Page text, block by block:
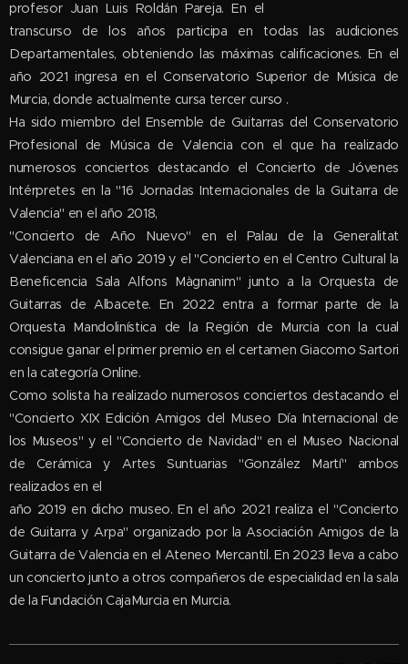
profesor Juan Luis Roldán Pareja. En el
transcurso de los años participa en todas las audiciones
Departamentales, obteniendo las máximas calificaciones. En el
año 2021 ingresa en el Conservatorio Superior de Música de
Murcia, donde actualmente cursa tercer curso .
Ha sido miembro del Ensemble de Guitarras del Conservatorio
Profesional de Música de Valencia con el que ha realizado
numerosos conciertos destacando el Concierto de Jóvenes
Intérpretes en la "16 Jornadas Internacionales de la Guitarra de
Valencia" en el año 2018,
"Concierto de Año Nuevo" en el Palau de la Generalitat
Valenciana en el año 2019 y el "Concierto en el Centro Cultural la
Beneficencia Sala Alfons Màgnanim" junto a la Orquesta de
Guitarras de Albacete. En 2022 entra a formar parte de la
Orquesta Mandolinística de la Región de Murcia con la cual
consigue ganar el primer premio en el certamen Giacomo Sartori
en la categoría Online.
Como solista ha realizado numerosos conciertos destacando el
"Concierto XIX Edición Amigos del Museo Día Internacional de
los Museos" y el "Concierto de Navidad" en el Museo Nacional
de Cerámica y Artes Suntuarias "González Martí" ambos
realizados en el
año 2019 en dicho museo. En el año 2021 realiza el "Concierto
de Guitarra y Arpa" organizado por la Asociación Amigos de la
Guitarra de Valencia en el Ateneo Mercantil. En 2023 lleva a cabo
un concierto junto a otros compañeros de especialidad en la sala
de la Fundación CajaMurcia en Murcia.